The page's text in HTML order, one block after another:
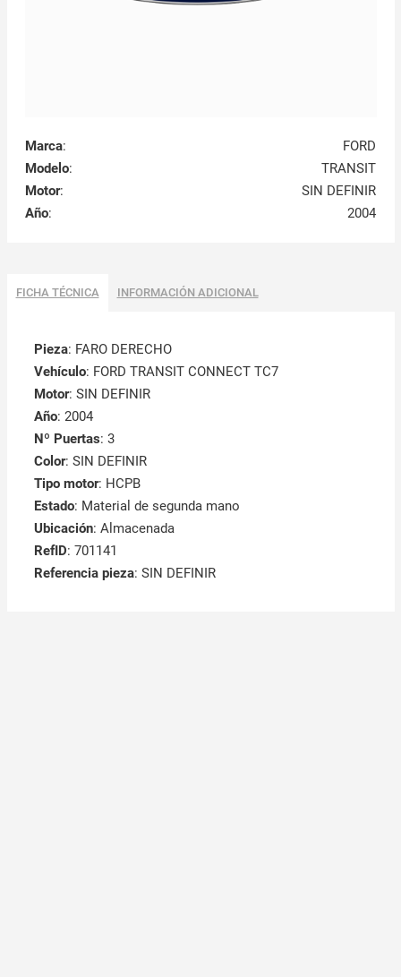
Marca:
FORD
Modelo:
TRANSIT
Motor:
SIN DEFINIR
Año: 2004
FICHA TÉCNICA INFORMACIÓN ADICIONAL
Pieza: FARO DERECHO
Vehículo: FORD TRANSIT CONNECT TC7
Motor: SIN DEFINIR
Año: 2004
Nº Puertas: 3
Color: SIN DEFINIR
Tipo motor: HCPB
Estado: Material de segunda mano
Ubicación: Almacenada
RefID: 701141
Referencia pieza: SIN DEFINIR